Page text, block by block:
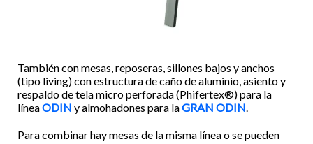
También con mesas, reposeras, sillones bajos y anchos
(tipo living) con estructura de caño de aluminio, asiento y
respaldo de tela micro perforada (Phifertex®) para la
líneaODIN y almohadones para laGRAN ODIN.
Para combinar hay mesas de la misma línea o se pueden